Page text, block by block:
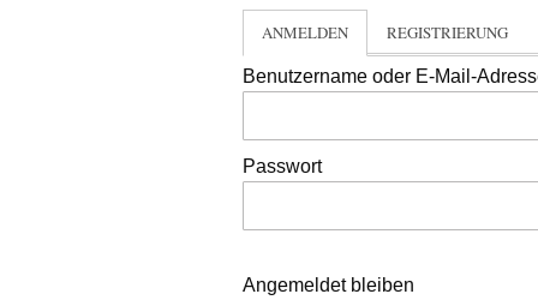
ANMELDEN REGISTRIERUNG
Benutzername oder E-Mail-
Passwort
Angemeldet bleiben